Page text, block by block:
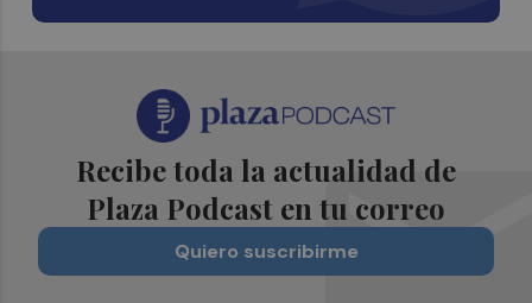
Recibe toda la actualidad de
Plaza Podcast en tu correo
Quiero suscribirme